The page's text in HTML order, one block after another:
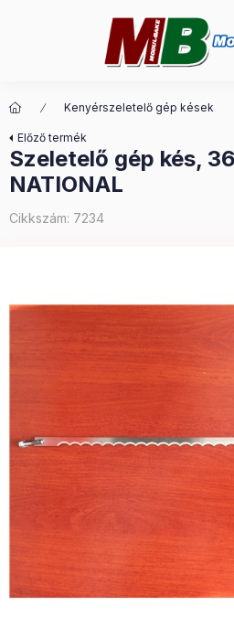
Kenyérszeletelő gép kések
Előző termék
Szeletelő gép kés,
NATIONAL
Cikkszám: 7234